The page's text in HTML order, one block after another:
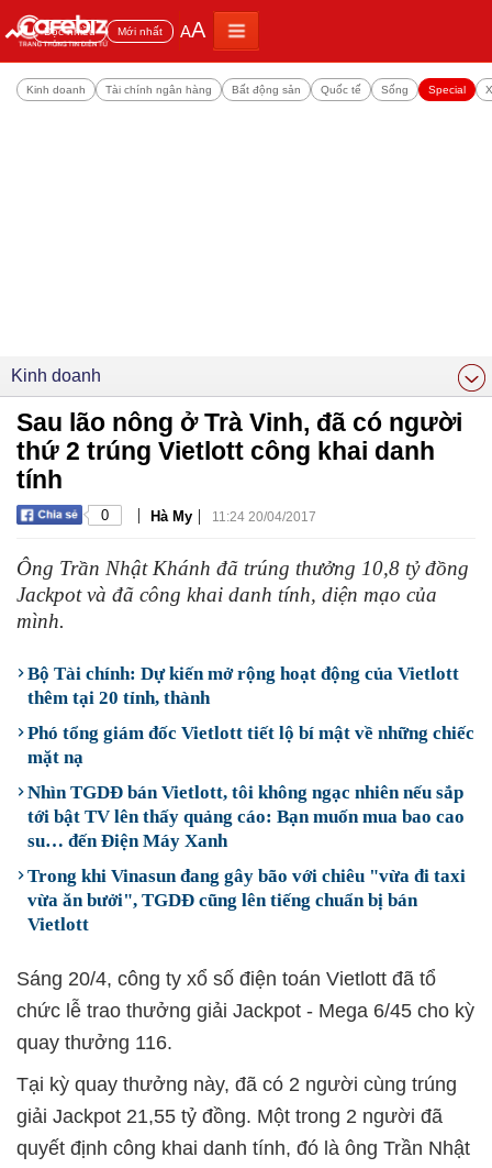
Đọc nhiều Mới nhất AA
Kinh doanh Tài chính ngân hàng Bất động sản Quốc tế Sống Special
Kinh doanh
Sau lão nông ở Trà Vinh, đã có người
thứ 2 trúng Vietlott công khai danh
tính
0 | Hà My | 11:24 20/04/2017
Ông Trần Nhật Khánh đã trúng thưởng 10,8 tỷ đồng
Jackpot và đã công khai danh tính, diện mạo của
mình.
Bộ Tài chính: Dự kiến mở rộng hoạt động của Vietlott
thêm tại 20 tỉnh, thành
Phó tổng giám đốc Vietlott tiết lộ bí mật về những chiếc
mặt nạ
Nhìn TGDĐ bán Vietlott, tôi không ngạc nhiên nếu sắp
tới bật TV lên thấy quảng cáo: Bạn muốn mua bao cao
su… đến Điện Máy Xanh
Trong khi Vinasun đang gây bão với chiêu "vừa đi taxi
vừa ăn bưởi", TGDĐ cũng lên tiếng chuẩn bị bán
Vietlott
Sáng 20/4, công ty xổ số điện toán Vietlott đã tổ
chức lễ trao thưởng giải Jackpot - Mega 6/45 cho kỳ
quay thưởng 116.
Tại kỳ quay thưởng này, đã có 2 người cùng trúng
giải Jackpot 21,55 tỷ đồng. Một trong 2 người đã
quyết định công khai danh tính, đó là ông Trần Nhật